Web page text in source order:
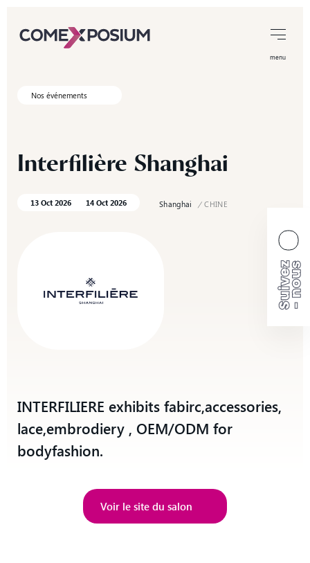
menu
Nos événements
Interfilière Shanghai
13 Oct 2026 14 Oct 2026 Shanghai / CHINE
INTERFILIERE exhibits fabirc,accessories,
lace,embrodiery , OEM/ODM for
bodyfashion.
Voir le site du salon